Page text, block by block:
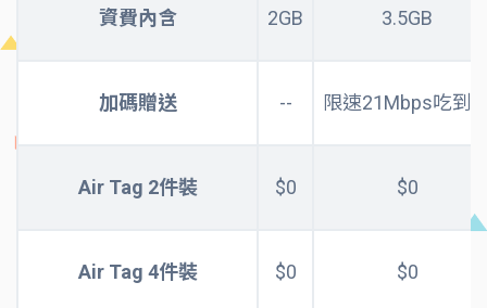
資費內含 2GB 3.5GB
加碼贈送 -- 限速21Mbps吃到
Air Tag 2件裝 $0 $0
Air Tag 4件裝 $0 $0